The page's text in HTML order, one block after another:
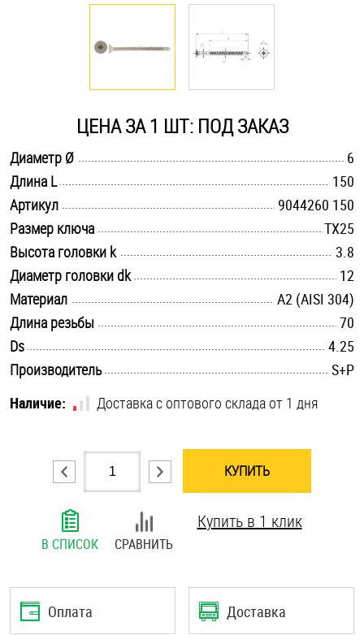
Саморезы и шурупы
Такелаж
Хомуты
Шайбы
Шпильки
Шплинты
Штифты и пальцы
ЦЕНА ЗА 1 ШТ: ПОД ЗАКАЗ
Диаметр Ø
6
Длина L
150
Артикул
9044260 150
Размер ключа
TX25
Высота головки k
3.8
Диаметр головки dk
12
Материал
А2 (AISI 304)
Длина резьбы
70
Ds
4.25
Производитель
S+P
Наличие:
Доставка с оптового склада от 1 дня
КУПИТЬ
В СПИСОК СРАВНИТЬ
Купить в 1 клик
Оплата Доставка